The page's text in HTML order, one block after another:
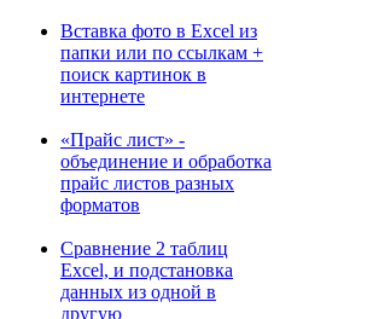
Вставка фото в Excel из
папки или по ссылкам +
поиск картинок в
интернете
«Прайс лист» -
объединение и обработка
прайс листов разных
форматов
Сравнение 2 таблиц
Excel, и подстановка
данных из одной в
другую